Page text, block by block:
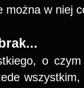
można w niej
o